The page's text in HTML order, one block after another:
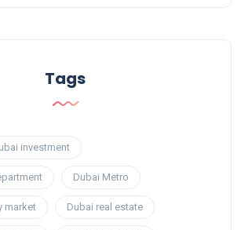
Tags
investment
Dubai Metro
market Dubai real estate